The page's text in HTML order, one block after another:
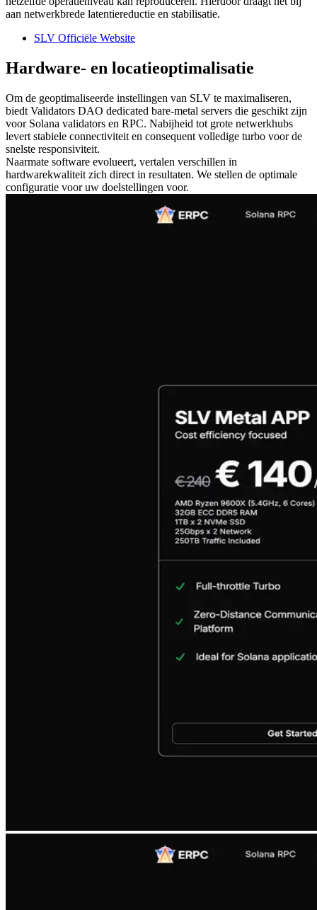
aan netwerkbrede latentiereductie en stabilisatie.
SLV Officiële Website
Hardware- en locatieoptimalisatie
Om de geoptimaliseerde instellingen van SLV te maximaliseren,
biedt Validators DAO dedicated bare-metal servers die geschikt zijn
voor Solana validators en RPC. Nabijheid tot grote netwerkhubs
levert stabiele connectiviteit en consequent volledige turbo voor de
snelste responsiviteit.
Naarmate software evolueert, vertalen verschillen in
hardwarekwaliteit zich direct in resultaten. We stellen de optimale
configuratie voor uw doelstellingen voor.